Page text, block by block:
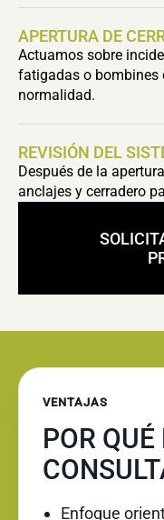
APERTURA DE
Actuamos sobre
fatigadas o bombines
normalidad.
REVISIÓN DEL
Después de la
anclajes y cerradero
VENTAJAS
POR QUÉ
Enfoque